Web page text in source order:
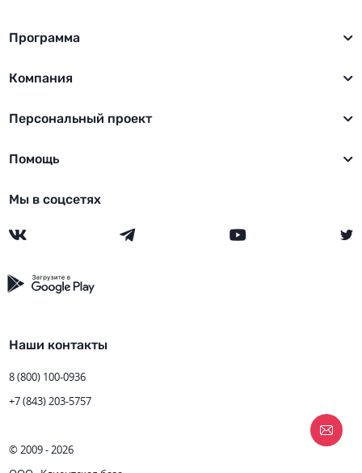
Программа
Компания
Персональный проект
Помощь
Мы в соцсетях
Наши контакты
8 (800) 100-0936
+7 (843) 203-5757
© 2009 - 2026